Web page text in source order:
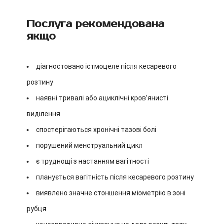
Послуга рекомендована
якщо
діагностовано істмоцеле після кесаревого
розтину
наявні тривалі або ациклічні кров’янисті
виділення
спостерігаються хронічні тазові болі
порушений менструальний цикл
є труднощі з настанням вагітності
планується вагітність після кесаревого розтину
виявлено значне стоншення міометрію в зоні
рубця